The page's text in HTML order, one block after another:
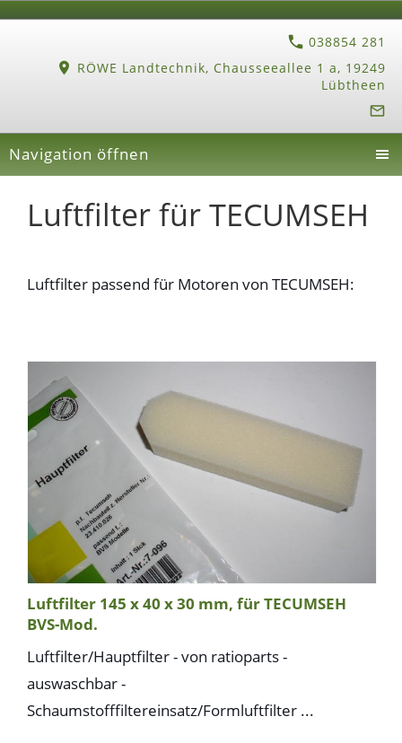
038854 281
RÖWE Landtechnik, Chausseeallee 1 a, 19249
Lübtheen
Navigation öffnen
Luftfilter für TECUMSEH
Luftfilter passend für Motoren von TECUMSEH:
Luftfilter 145 x 40 x 30 mm, für TECUMSEH
BVS-Mod.
Luftfilter/Hauptfilter - von ratioparts -
auswaschbar -
Schaumstofffiltereinsatz/Formluftfilter ...